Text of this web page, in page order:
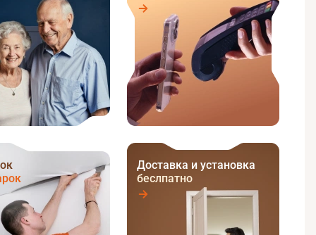
Доставка и установка
беслпатно